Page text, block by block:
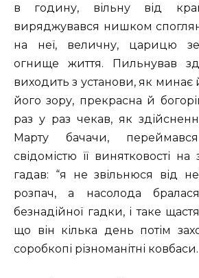
в годину, вільну від
виряджувався нишком
на неї, величну, царицю
огнище життя. Пильнував
виходить з установи, як минає
його зору, прекрасна й
раз у раз чекав, як
Марту бачачи,
свідомістю її винятковості
гадав: “я не звільнюся від
розпач, а насолода
безнадійної гадки, і таке
що він кілька день потім
соробкопі різноманітні ковбаси.